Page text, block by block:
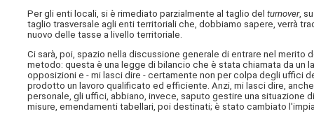
Per gli enti locali, si è rimediato parzialmente al taglio delturnover,
taglio trasversale agli enti territoriali che, dobbiamo sapere, verrà
nuovo delle tasse a livello territoriale.
Ci sarà, poi, spazio nella discussione generale di entrare nel
metodo: questa è una legge di bilancio che è stata chiamata da
opposizioni e - mi lasci dire - certamente non per colpa degli uffici
prodotto un lavoro qualificato ed efficiente. Anzi, mi lasci dire,
personale, gli uffici, abbiano, invece, saputo gestire una
misure, emendamenti tabellari, poi destinati; è stato cambiato